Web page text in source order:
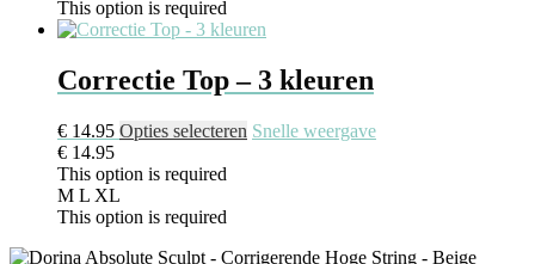
This option is required
Correctie Top – 3 kleuren
€ 14.95 Opties selecteren Snelle weergave
€ 14.95
This option is required
M L XL
This option is required